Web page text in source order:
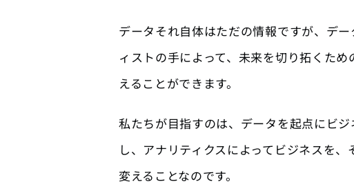
データそれ自体はただの情報ですが、デ
ィストの手によって、未来を切り拓くため
えることができます。
私たちが目指すのは、データを起点にビ
し、アナリティクスによってビジネスを、
変えることなのです。